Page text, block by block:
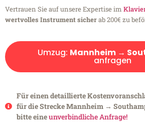
Vertrauen Sie auf unsere Expertise im
wertvolles Instrument sicherab 200€ zu
Umzug: Mannheim →
anfragen
Für einen detaillierte
für die Strecke Mannheim →
bitte eineunverbindliche Anfrage!